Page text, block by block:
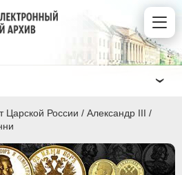
Царской России / Александр III /